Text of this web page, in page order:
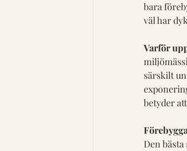
bara
väl har
Varför
särskilt
betyder
Den